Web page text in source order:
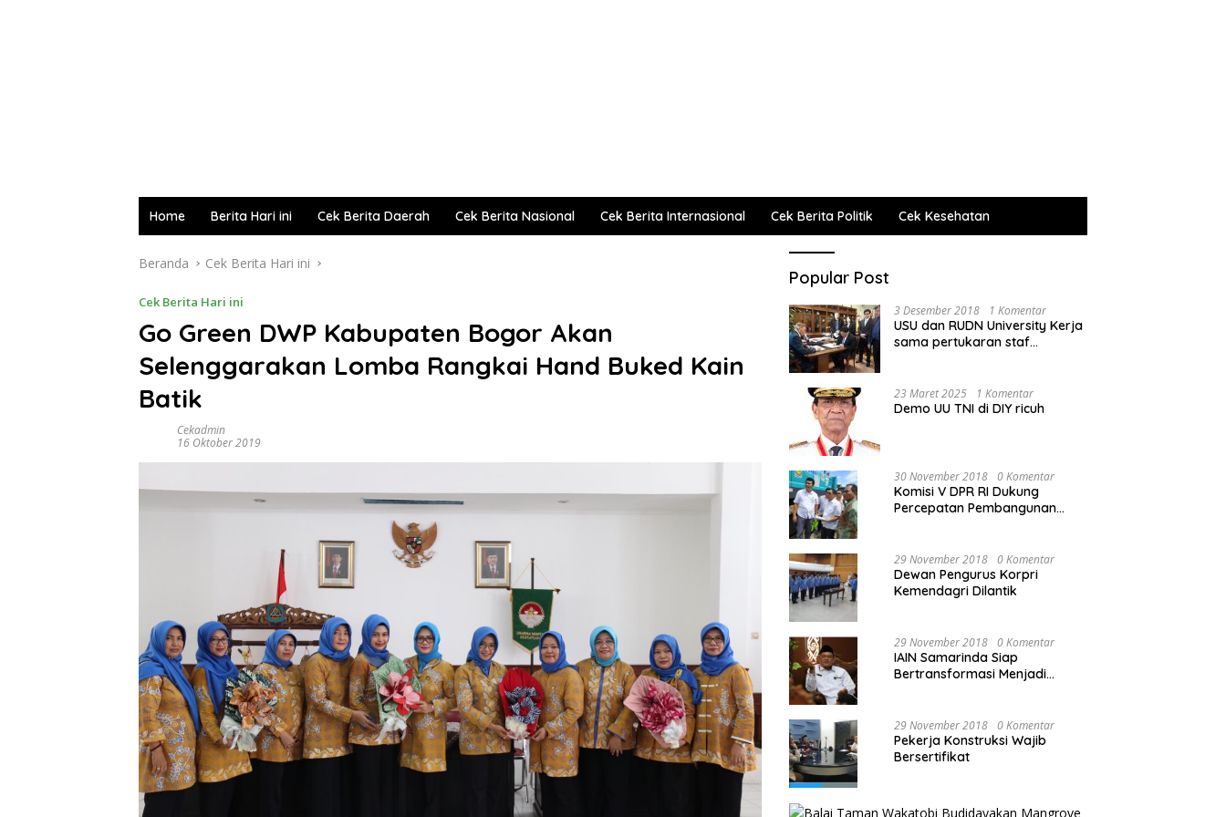
Home Berita Hari ini Cek Berita Daerah Cek Berita Nasional Cek Berita Internasional Cek Berita Politik Cek Kesehatan
Beranda Cek Berita Hari ini
Cek Berita Hari ini
Go Green DWP Kabupaten Bogor Akan
Selenggarakan Lomba Rangkai Hand Buked Kain
Batik
Cekadmin
16 Oktober 2019
Popular Post
3 Desember 2018 1 Komentar
USU dan RUDN University Kerja
sama pertukaran staf
23 Maret 2025 1 Komentar
Demo UU TNI di DIY ricuh
30 November 2018 0 Komentar
Komisi V DPR RI Dukung
Percepatan Pembangunan
29 November 2018 0 Komentar
Dewan Pengurus Korpri
Kemendagri Dilantik
29 November 2018 0 Komentar
IAIN Samarinda Siap
Bertransformasi Menjadi
29 November 2018 0 Komentar
Pekerja Konstruksi Wajib
Bersertifikat